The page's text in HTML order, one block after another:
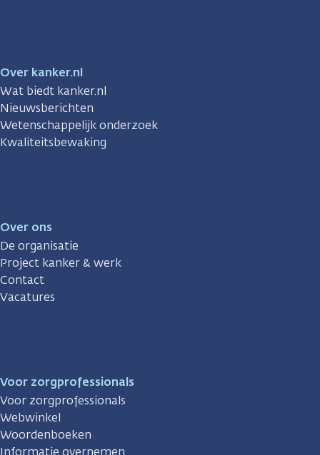
Over kanker.nl
Wat biedt kanker.nl
Nieuwsberichten
Wetenschappelijk onderzoek
Kwaliteitsbewaking
Over ons
De organisatie
Project kanker & werk
Contact
Vacatures
Voor zorgprofessionals
Voor zorgprofessionals
Webwinkel
Woordenboeken
Informatie overnemen